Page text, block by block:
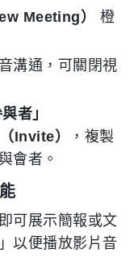
Meeting）
橙
溝通，可關閉視
與者」
Invite）
，複製
會者。
可展示簡報或文
以便播放影片音